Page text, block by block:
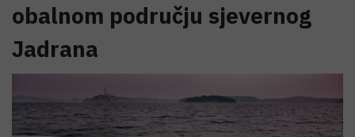
obalnom području sjevernog
Jadrana